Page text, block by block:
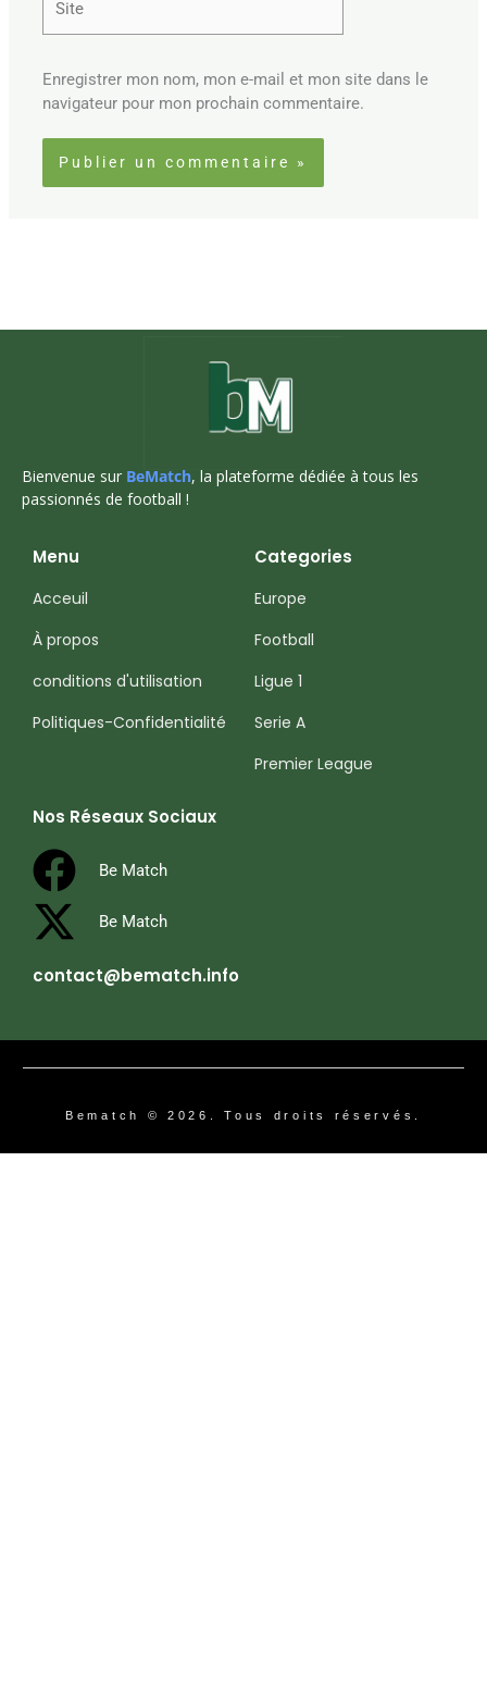
Enregistrer mon nom, mon e-mail et mon site dans le
navigateur pour mon prochain commentaire.
Bienvenue sur BeMatch, la plateforme dédiée à tous les
passionnés de football !
Menu
Acceuil
À propos
conditions d'utilisation
Politiques-Confidentialité
Categories
Europe
Football
Ligue 1
Serie A
Premier League
Nos Réseaux Sociaux
Be Match
Be Match
contact@bematch.info
Bematch © 2026. Tous droits réservés.